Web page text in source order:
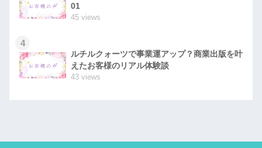
01
45 views
4
ルチルクォーツで事業運アップ？商業出版を叶
えたお客様のリアル体験談
43 views